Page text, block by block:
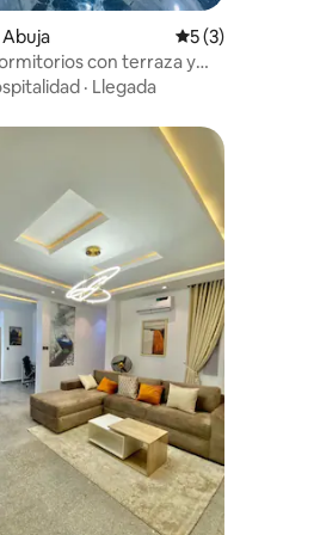
Abuja Calificación
5 (3)
con terraza y
· Llegada